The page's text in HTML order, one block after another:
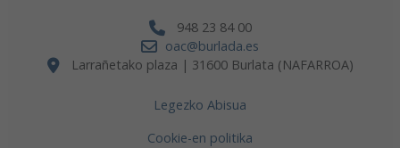
948 23 84 00
oac@burlada.es
Larrañetako plaza | 31600 Burlata (NAFARROA)
Legezko Abisua
Cookie-en politika